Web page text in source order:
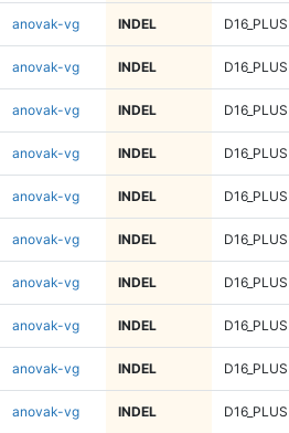
anovak-vg INDEL D16_PLUS
anovak-vg INDEL D16_PLUS
anovak-vg INDEL D16_PLUS
anovak-vg INDEL D16_PLUS
anovak-vg INDEL D16_PLUS
anovak-vg INDEL D16_PLUS
anovak-vg INDEL D16_PLUS
anovak-vg INDEL D16_PLUS
anovak-vg INDEL D16_PLUS
anovak-vg INDEL D16_PLUS